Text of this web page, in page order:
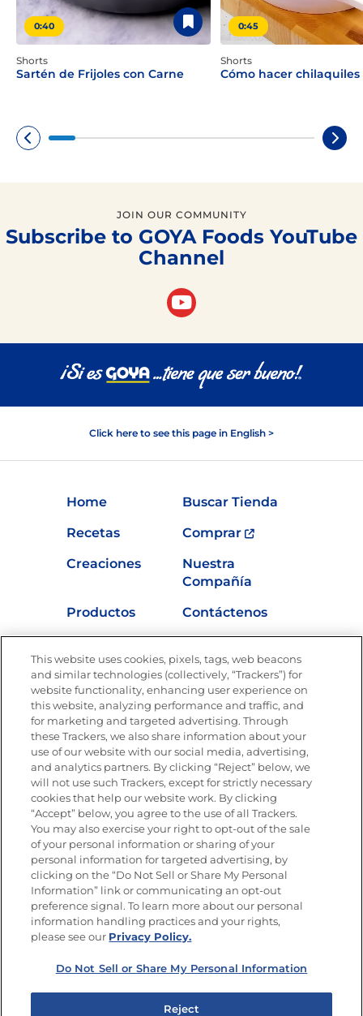
0:40
Shorts
Sartén de Frijoles con Carne
0:45
Shorts
Cómo hacer chilaquiles
JOIN OUR COMMUNITY
Subscribe to GOYA Foods YouTube
Channel
Click here to see this page in English >
Home
Buscar Tienda
Recetas
Comprar
Creaciones
Nuestra
Compañía
Productos
Contáctenos
Nutrición
Únete a La Cocina Goya®
Recibe Nuevas Recetas, Ofertas Especiales y
Promociones
Email(Obligatorio)
SÍGUENOS EN LAS REDES SOCIALES
Política de privacidad
This website uses cookies, pixels, tags, web beacons
and similar technologies (collectively, “Trackers”) for
website functionality, enhancing user experience on
this website, analyzing performance and traffic, and
for marketing and targeted advertising. Through
these Trackers, we also share information about your
use of our website with our social media, advertising,
and analytics partners. By clicking “Reject” below, we
will not use such Trackers, except for strictly necessary
cookies that help our website work. By clicking
“Accept” below, you agree to the use of all Trackers.
You may also exercise your right to opt-out of the sale
of your personal information or sharing of your
personal information for targeted advertising, by
clicking on the “Do Not Sell or Share My Personal
Information” link or communicating an opt-out
preference signal. To learn more about our personal
information handling practices and your rights,
please see our Privacy Policy.
Do Not Sell or Share My Personal Information
Reject